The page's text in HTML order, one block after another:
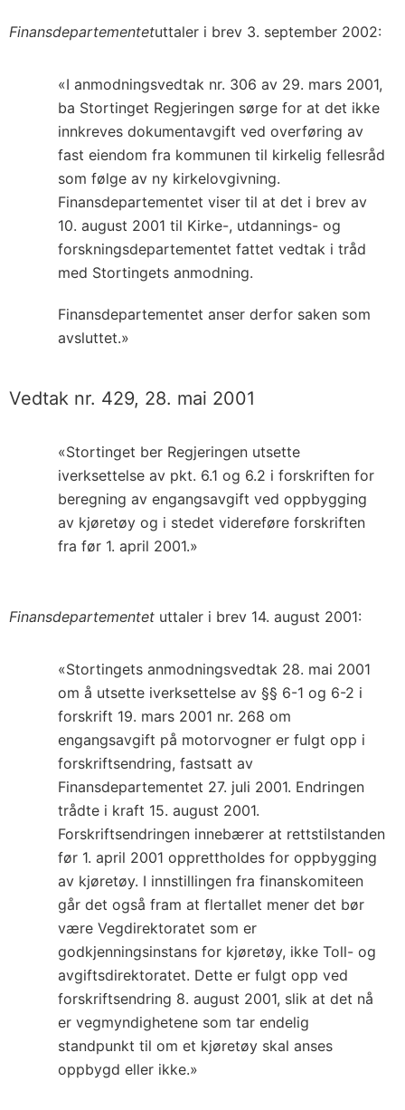
Finansdepartementetuttaler i brev 3. september 2002:
«I anmodningsvedtak nr. 306 av 29. mars 2001,
ba Stortinget Regjeringen sørge for at det ikke
innkreves dokumentavgift ved overføring av
fast eiendom fra kommunen til kirkelig fellesråd
som følge av ny kirkelovgivning.
Finansdepartementet viser til at det i brev av
10. august 2001 til Kirke-, utdannings- og
forskningsdepartementet fattet vedtak i tråd
med Stortingets anmodning.
Finansdepartementet anser derfor saken som
avsluttet.»
Vedtak nr. 429, 28. mai 2001
«Stortinget ber Regjeringen utsette
iverksettelse av pkt. 6.1 og 6.2 i forskriften for
beregning av engangsavgift ved oppbygging
av kjøretøy og i stedet videreføre forskriften
fra før 1. april 2001.»
Finansdepartementet uttaler i brev 14. august 2001:
«Stortingets anmodningsvedtak 28. mai 2001
om å utsette iverksettelse av §§ 6-1 og 6-2 i
forskrift 19. mars 2001 nr. 268 om
engangsavgift på motorvogner er fulgt opp i
forskriftsendring, fastsatt av
Finansdepartementet 27. juli 2001. Endringen
trådte i kraft 15. august 2001.
Forskriftsendringen innebærer at rettstilstanden
før 1. april 2001 opprettholdes for oppbygging
av kjøretøy. I innstillingen fra finanskomiteen
går det også fram at flertallet mener det bør
være Vegdirektoratet som er
godkjenningsinstans for kjøretøy, ikke Toll- og
avgiftsdirektoratet. Dette er fulgt opp ved
forskriftsendring 8. august 2001, slik at det nå
er vegmyndighetene som tar endelig
standpunkt til om et kjøretøy skal anses
oppbygd eller ikke.»